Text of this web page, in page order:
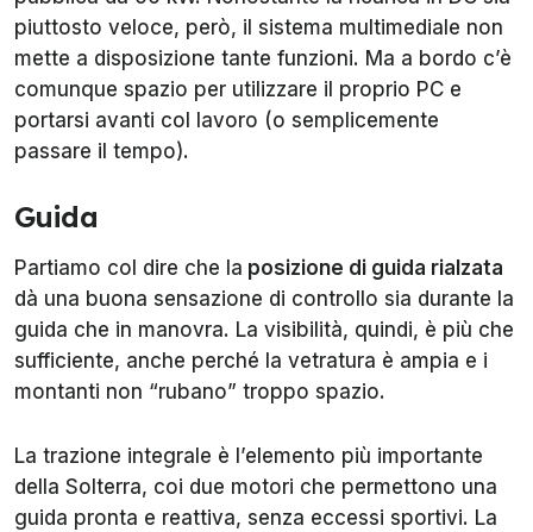
piuttosto veloce, però, il sistema multimediale non
mette a disposizione tante funzioni. Ma a bordo c’è
comunque spazio per utilizzare il proprio PC e
portarsi avanti col lavoro (o semplicemente
passare il tempo).
Guida
Partiamo col dire che la posizione di guida rialzata
dà una buona sensazione di controllo sia durante la
guida che in manovra. La visibilità, quindi, è più che
sufficiente, anche perché la vetratura è ampia e i
montanti non “rubano” troppo spazio.
La trazione integrale è l’elemento più importante
della Solterra, coi due motori che permettono una
guida pronta e reattiva, senza eccessi sportivi. La